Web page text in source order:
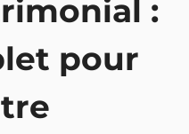
:
pour